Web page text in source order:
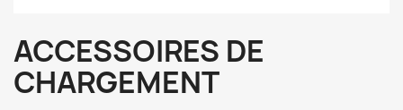
ACCESSOIRES DE
CHARGEMENT